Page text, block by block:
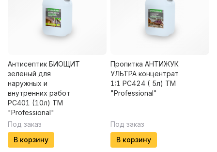
Антисептик БИОЩИТ
зеленый для
наружных и
внутренних работ
PC401 (10л) ТМ
"Professional"
Под заказ
В корзину
Пропитка АНТИЖУК
УЛЬТРА концентрат
1:1 PC424 ( 5л) ТМ
"Professional"
Под заказ
В корзину